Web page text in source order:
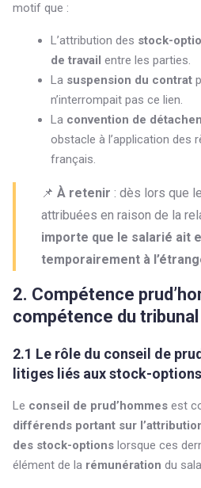
motif que :
L’attribution des stock-
de travail entre les parties.
La suspension du contrat
n’interrompait pas ce lien.
La convention de
obstacle à l’application des
français.
📌 À retenir : dès lors que
attribuées en raison de la
importe que le salarié ait
temporairement à
2. Compétence
compétence du
2.1 Le rôle du conseil de
litiges liés aux stock-options
Le conseil de prud’hommes est
différends portant sur
des stock-options lorsque ces
élément de la rémunération du